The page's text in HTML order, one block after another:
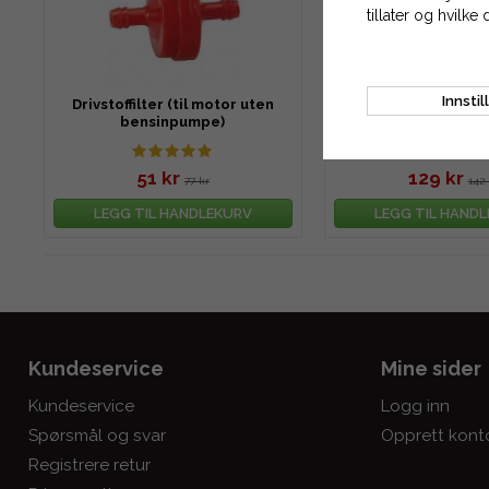
Drivstoffilter (til motor uten
bensinpumpe)
51 kr 77 kr
LEGG TIL HANDLEKURV
Luftfilter til B&S 13,5
129 kr 142
LEGG TIL
Kundeservice
Kundeservice
Spørsmål og svar
Registrere retur
Mine sider
Logg inn
Opprett
tillater og hvilke